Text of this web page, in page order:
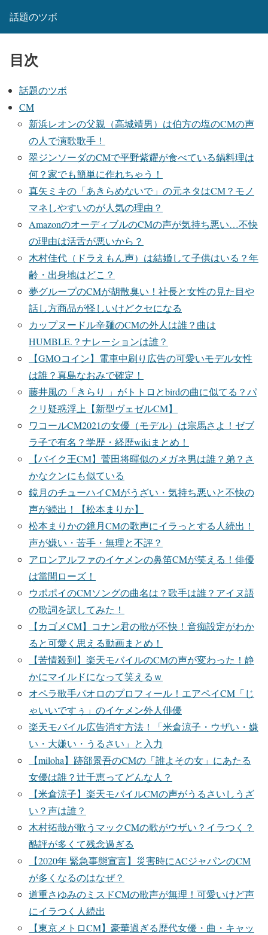
話題のツボ
目次
話題のツボ
CM
新浜レオンの父親（高城靖男）は伯方の塩のCMの声
の人で演歌歌手！
翠ジンソーダのCMで平野紫耀が食べている鍋料理は
何？家でも簡単に作れちゃう！
真矢ミキの「あきらめないで」の元ネタはCM？モノ
マネしやすいのが人気の理由？
AmazonのオーディブルのCMの声が気持ち悪い…不快
の理由は活舌が悪いから？
木村佳代（ドラえもん声）は結婚して子供はいる？年
齢・出身地はどこ？
夢グループのCMが胡散臭い！社長と女性の見た目や
話し方商品が怪しいけどクセになる
カップヌードル辛麺のCMの外人は誰？曲は
HUMBLE.？ナレーションは誰？
【GMOコイン】電車中刷り広告の可愛いモデル女性
は誰？真島なおみで確定！
藤井風の「きらり 」がトトロとbirdの曲に似てる？パ
クリ疑惑浮上【新型ヴェゼルCM】
ワコールCM2021の女優（モデル）は宗馬さよ！ゼブ
ラ子で有名？学歴・経歴wikiまとめ！
【バイク王CM】菅田将暉似のメガネ男は誰？弟？さ
かなクンにも似ている
鏡月のチューハイCMがうざい・気持ち悪いと不快の
声が続出！【松本まりか】
松本まりかの鏡月CMの歌声にイラっとする人続出！
声が嫌い・苦手・無理と不評？
アロンアルファのイケメンの鼻笛CMが笑える！俳優
は當間ローズ！
ウポポイのCMソングの曲名は？歌手は誰？アイヌ語
の歌詞を訳してみた！
【カゴメCM】コナン君の歌が不快！音痴設定がわか
ると可愛く思える動画まとめ！
【苦情殺到】楽天モバイルのCMの声が変わった！静
かにマイルドになって笑えるｗ
オペラ歌手パオロのプロフィール！エアペイCM「じ
ゃいいですぅ」のイケメン外人俳優
楽天モバイル広告消す方法！「米倉涼子・ウザい・嫌
い・大嫌い・うるさい」と入力
【miloha】跡部景吾のCMの「誰よその女」にあたる
女優は誰？辻千恵ってどんな人？
【米倉涼子】楽天モバイルCMの声がうるさいしうざ
い？声は誰？
木村拓哉が歌うマックCMの歌がウザい？イラつく？
酷評が多くて残念過ぎる
【2020年 緊急事態宣言】災害時にACジャパンのCM
が多くなるのはなぜ？
道重さゆみのミスドCMの歌声が無理！可愛いけど声
にイラつく人続出
【東京メトロCM】豪華過ぎる歴代女優・曲・キャッ